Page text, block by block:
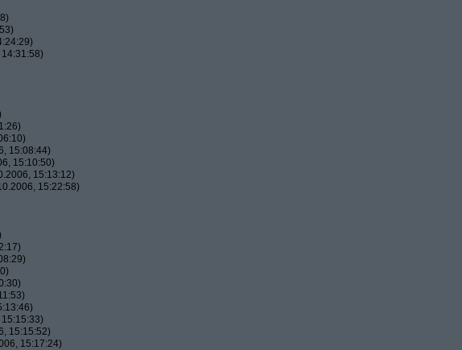
15:08:44)
15:10:50)
15:13:12)
15:22:58)
15:15:52)
15:17:24)